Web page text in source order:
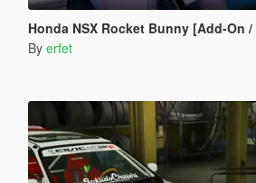
Honda NSX Rocket Bunny [Add-On /
By erfet